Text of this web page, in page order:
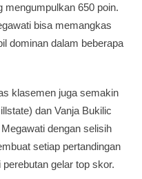
650 poin.
bisa memangkas
dominan dalam beberapa
klasemen juga semakin
dan Vanja Bukilic
dengan selisih
setiap pertandingan
gelar top skor.